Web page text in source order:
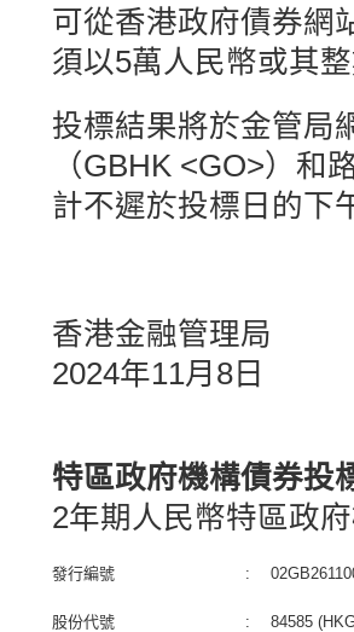
可從香港政府債券網
須以5萬人民幣或其
投標結果將於金管局
（GBHK <GO>）和
計不遲於投標日的下
香港金融管理局
2024年11月8日
特區政府機構債券投
2年期人民幣特區政
發行編號 :
股份代號 : 84585